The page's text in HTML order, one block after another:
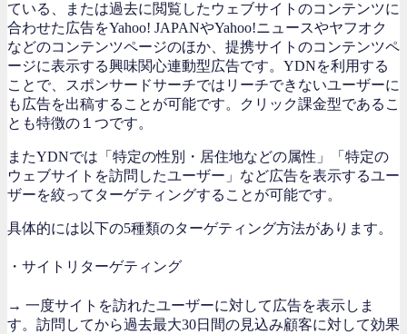
ている、または過去に閲覧したウェブサイトのコンテンツに
合わせた広告をYahoo! JAPANやYahoo!ニュースやヤフオク
などのコンテンツページのほか、提携サイトのコンテンツペ
ージに表示する興味関心連動型広告です。YDNを利用する
ことで、スポンサードサーチではリーチできないユーザーに
も広告を出稿することが可能です。クリック課金型であるこ
とも特徴の１つです。
またYDNでは「特定の性別・居住地などの属性」「特定の
ウェブサイトを訪問したユーザー」など広告を表示するユー
ザーを絞ってターゲティングすることが可能です。
具体的には以下の5種類のターゲティング方法があります。
・サイトリターゲティング
→ 一度サイトを訪れたユーザーに対して広告を表示しま
す。訪問してから過去最大30日間の見込み顧客に対して効果